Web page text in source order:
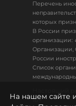
Перечень
которых
В России
организации:
России
Список
18+
На нашем сайте